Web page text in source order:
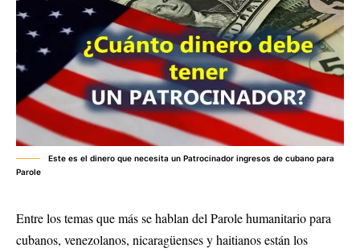
Este es el dinero que necesita un Patrocinador ingresos de cubano para
Parole
Entre los temas que más se hablan del Parole humanitario para
cubanos, venezolanos, nicaragüenses y haitianos están los